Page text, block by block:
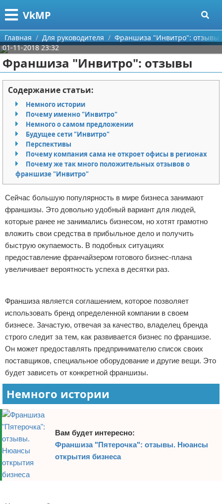
VkMP
Меню
Главная
Категории
Сельское хозяйство
Разное
Идеи бизнеса
Для руководителя
Промышленность
Продажи
Начало бизнеса
Обзоры услуг
Деловое общение
Менеджмент
Поиск
О проекте
Контакты
Сотрудничество
Размещение рекламы
Условия предоставления информации
Отказ от ответственности
Главная Для руководителя
Франшиза "Инвитро": отзывы
01-11-2018 23:32
Франшиза "Инвитро": отзывы
Содержание статьи:
Немного истории
Почему именно "Инвитро"
Немного о самом предложении
Будущее сети "Инвитро"
Перспективы
Почему компания сама не откроет офисы в регионах
Почему же так много положительных отзывов о
франшизе "Инвитро"
Сейчас большую популярность в мире бизнеса занимают
франшизы. Это довольно удобный вариант для людей,
которые ранее не занимались бизнесом, но хотят грамотно
вложить свои средства в прибыльное дело и получить
быструю окупаемость. В подобных ситуациях
предоставление франчайзером готового бизнес-плана
увеличивает вероятность успеха в десятки раз.
Франшиза является соглашением, которое позволяет
использовать бренд определенной компании в своем
бизнесе. Зачастую, отвечая за качество, владелец бренда
строго следит за тем, как развивается бизнес по франшизе.
Он может предоставлять предпринимателю список своих
поставщиков, специальное оборудование и другие вещи. Это
будет зависеть от конкретной франшизы.
Немного истории
Вам будет интересно:
Франшиза "Пятерочка": отзывы. Нюансы
открытия бизнеса